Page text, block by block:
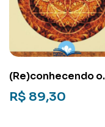
(Re)conhecendo o
sagrado: Reflexões
teórico-
R$ 89,30